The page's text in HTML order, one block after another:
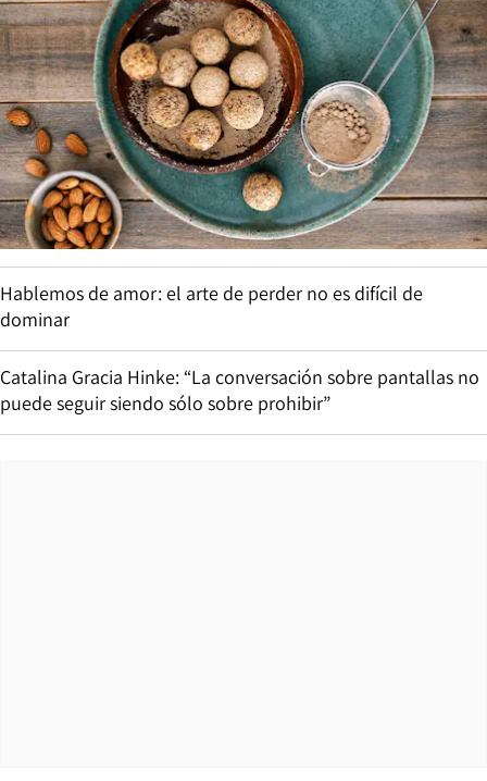
Hablemos de amor: el arte de perder no es difícil de
dominar
Catalina Gracia Hinke: “La conversación sobre pantallas no
puede seguir siendo sólo sobre prohibir”